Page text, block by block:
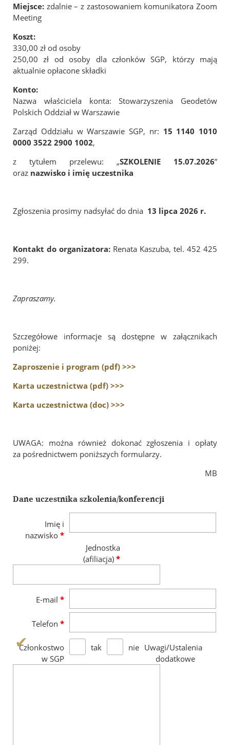
Jubileusz 100-lecia Stowarzyszenia Geodetów Polskich
Galeria
Linki
Ośrodki naukowe
Organizacje międzynarodowe
Archiwum Akt Nowych
Kontakt
Miejsce: zdalnie – z zastosowaniem komunikatora Zoom
Meeting
Koszt:
330,00 zł od osoby
250,00 zł od osoby dla członków SGP, którzy mają
aktualnie opłacone składki
Konto:
Nazwa właściciela konta: Stowarzyszenia Geodetów
Polskich Oddział w Warszawie
Zarząd Oddziału w Warszawie SGP, nr: 15 1140 1010
0000 3522 2900 1002,
z tytułem przelewu: „SZKOLENIE 15.07.2026”
oraz nazwisko i imię uczestnika
Zgłoszenia prosimy nadsyłać do dnia 13 lipca 2026 r.
Kontakt do organizatora: Renata Kaszuba, tel. 452 425
299.
Zapraszamy.
Szczegółowe informacje są dostępne w załącznikach
poniżej:
Zaproszenie i program (pdf) >>>
Karta uczestnictwa (pdf) >>>
Karta uczestnictwa (doc) >>>
UWAGA: można również dokonać zgłoszenia i opłaty
za pośrednictwem poniższych formularzy.
MB
Dane uczestnika szkolenia/konferencji
Imię i
nazwisko *
Jednostka
(afiliacja) *
E-mail *
Telefon *
Członkostwo
w SGP
tak nie Uwagi/Ustalenia
dodatkowe